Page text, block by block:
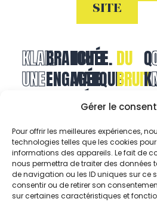
Gérer le
Pour offrir les meilleures expériences,
technologies telles que les cookies
informations des appareils. Le fait de
nous permettra de traiter des données
de navigation ou les ID uniques sur ce
consentir ou de retirer son
sur certaines caractéristiques et
SITE
KLAK.
UNE
BRANCHÉE.
ENGAGÉE.
VIBRANTE.
TOUTE
MARQUE
MÉRITE
FAIRE
DU
BRUIT.
DU
BRUIT
QUI